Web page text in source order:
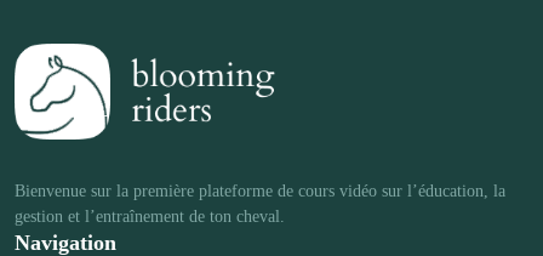
Bienvenue sur la première plateforme de cours vidéo sur l’éducation, la
Navigation